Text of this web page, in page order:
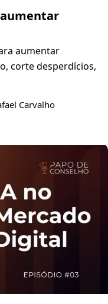
aumentar
corte desperdícios,
Carvalho